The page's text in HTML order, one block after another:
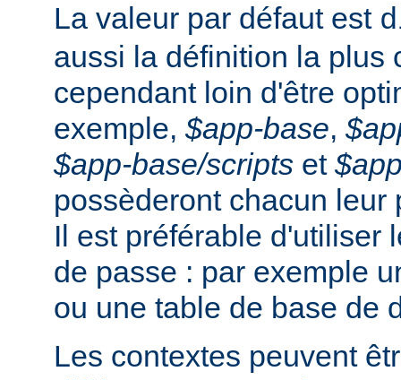
La valeur par défaut est
aussi la définition la plus
cependant loin d'être
exemple, $app-base,
$app-base/scripts et
possèderont chacun leur
Il est préférable d'utiliser
de passe : par exemple
ou une table de base de
Les contextes peuvent